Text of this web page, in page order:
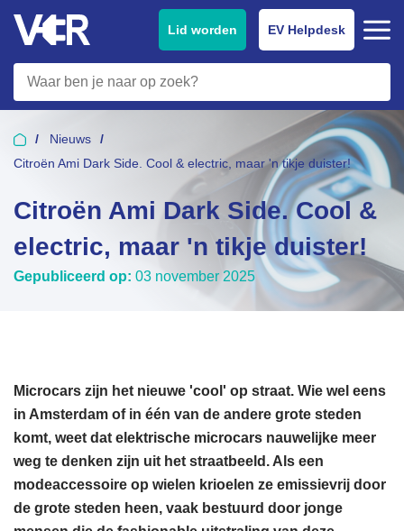
Lid worden EV Helpdesk
Nieuws
Citroën Ami Dark Side. Cool & electric, maar 'n tikje duister!
Citroën Ami Dark Side. Cool &
electric, maar 'n tikje duister!
Gepubliceerd op: 03 november 2025
Microcars zijn het nieuwe 'cool' op straat. Wie wel eens
in Amsterdam of in één van de andere grote steden
komt, weet dat elektrische microcars nauwelijke meer
weg te denken zijn uit het straatbeeld. Als een
modeaccessoire op wielen krioelen ze emissievrij door
de grote steden heen, vaak bestuurd door jonge